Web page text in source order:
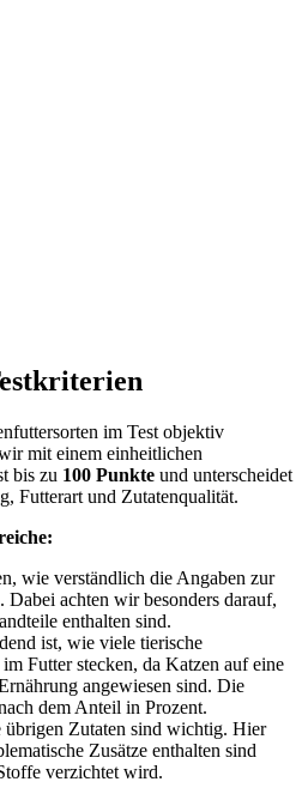
im Test objektiv
mit einem einheitlichen
bis zu 100 Punkte und unterscheidet
Futterart und Zutatenqualität.
wie verständlich die Angaben zur
Dabei achten wir besonders darauf,
enthalten sind.
ist, wie viele tierische
Futter stecken, da Katzen auf eine
angewiesen sind. Die
dem Anteil in Prozent.
übrigen Zutaten sind wichtig. Hier
Zusätze enthalten sind
verzichtet wird.